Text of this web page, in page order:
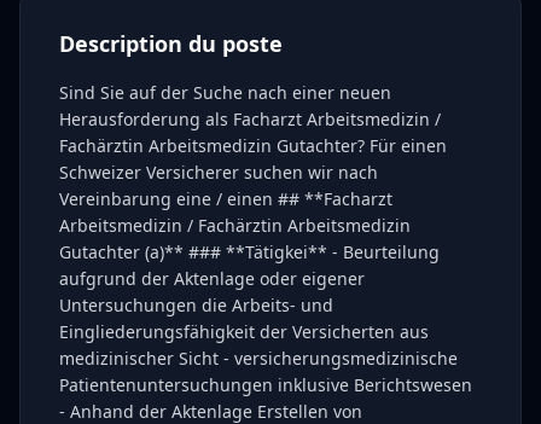
Description du poste
Sind Sie auf der Suche nach einer neuen
Herausforderung als Facharzt Arbeitsmedizin /
Fachärztin Arbeitsmedizin Gutachter? Für einen
Schweizer Versicherer suchen wir nach
Vereinbarung eine / einen ## **Facharzt
Arbeitsmedizin / Fachärztin Arbeitsmedizin
Gutachter (a)** ### **Tätigkei** - Beurteilung
aufgrund der Aktenlage oder eigener
Untersuchungen die Arbeits- und
Eingliederungsfähigkeit der Versicherten aus
medizinischer Sicht - versicherungsmedizinische
Patientenuntersuchungen inklusive Berichtswesen
- Anhand der Aktenlage Erstellen von